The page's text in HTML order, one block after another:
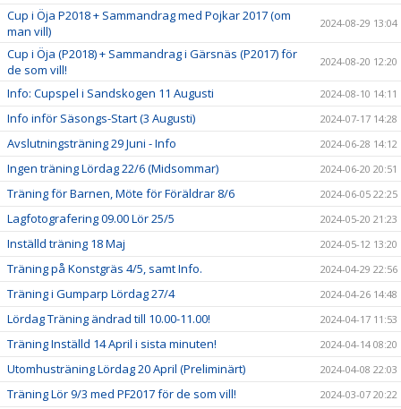
Cup i Öja P2018 + Sammandrag med Pojkar 2017 (om
man vill)
2024-08-29 13:04
Cup i Öja (P2018) + Sammandrag i Gärsnäs (P2017) för
de som vill!
2024-08-20 12:20
Info: Cupspel i Sandskogen 11 Augusti 2024-08-10 14:11
Info inför Säsongs-Start (3 Augusti) 2024-07-17 14:28
Avslutningsträning 29 Juni - Info 2024-06-28 14:12
Ingen träning Lördag 22/6 (Midsommar) 2024-06-20 20:51
Träning för Barnen, Möte för Föräldrar 8/6 2024-06-05 22:25
Lagfotografering 09.00 Lör 25/5 2024-05-20 21:23
Inställd träning 18 Maj 2024-05-12 13:20
Träning på Konstgräs 4/5, samt Info. 2024-04-29 22:56
Träning i Gumparp Lördag 27/4 2024-04-26 14:48
Lördag Träning ändrad till 10.00-11.00! 2024-04-17 11:53
Träning Inställd 14 April i sista minuten! 2024-04-14 08:20
Utomhusträning Lördag 20 April (Preliminärt) 2024-04-08 22:03
Träning Lör 9/3 med PF2017 för de som vill! 2024-03-07 20:22